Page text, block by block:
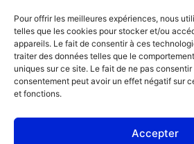
Pour offrir les meilleures expériences, nous
telles que les cookies pour stocker et/ou
appareils. Le fait de consentir à ces
traiter des données telles que le
uniques sur ce site. Le fait de ne pas consentir
consentement peut avoir un effet négatif sur
et fonctions.
Accepter